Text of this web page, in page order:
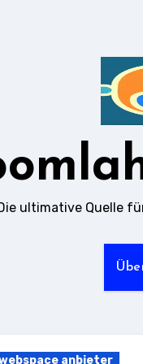
ultimative Quelle
anbieter